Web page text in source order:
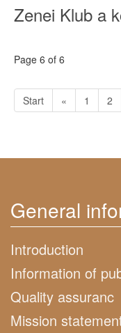
Zenei Klub a
Page 6 of 6
Start « 1 2
General
Introduction
Information of
Quality assuranc
Mission